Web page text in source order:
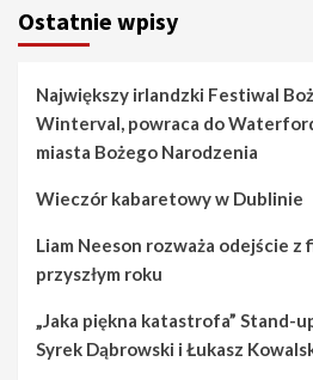
Ostatnie wpisy
Największy irlandzki Festiwal
Winterval, powraca do
miasta Bożego Narodzenia
Wieczór kabaretowy w Dublinie
Liam Neeson rozważa odejście z
przyszłym roku
„Jaka piękna katastrofa” Stand-
Syrek Dąbrowski i Łukasz